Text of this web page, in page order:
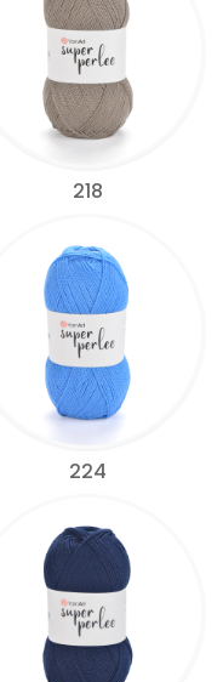
218
224